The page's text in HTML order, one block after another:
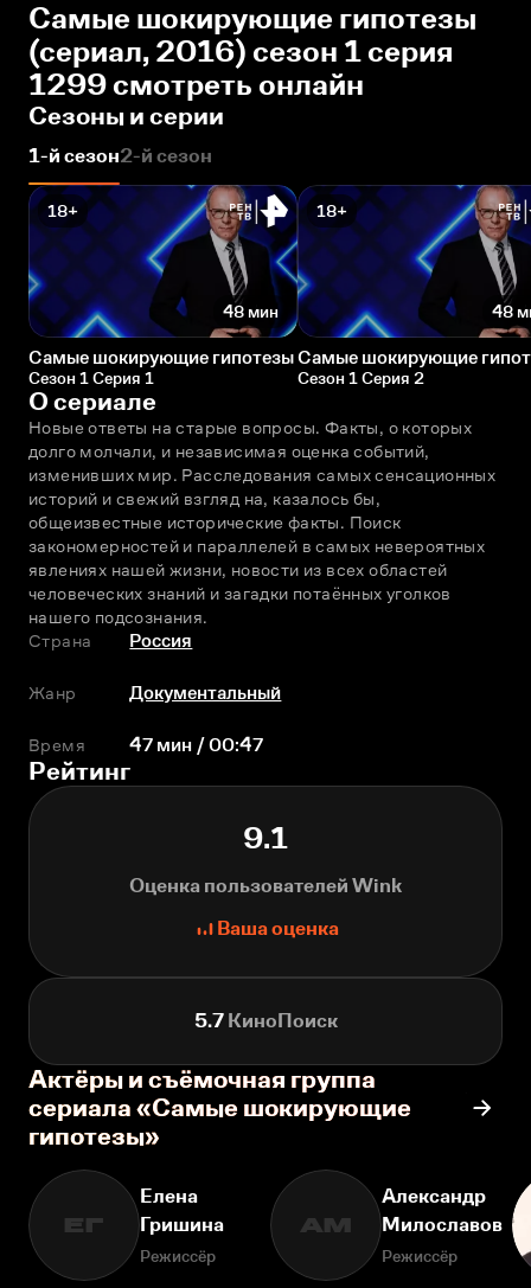
Самые шокирующие гипотезы
(сериал, 2016) сезон 1 серия
1299 смотреть онлайн
Сезоны и серии
1-й сезон2-й сезон
18+
48 мин
Самые шокирующие гипотезы
Сезон 1 Серия 1
18+
48
Самые шокирующие
Сезон 1 Серия 2
О сериале
Новые ответы на старые вопросы. Факты, о которых
долго молчали, и независимая оценка событий,
изменивших мир. Расследования самых сенсационных
историй и свежий взгляд на, казалось бы,
общеизвестные исторические факты. Поиск
закономерностей и параллелей в самых невероятных
явлениях нашей жизни, новости из всех областей
человеческих знаний и загадки потаённых уголков
нашего подсознания.
Страна
Россия
Жанр Документальный
Время 47 мин / 00:47
Рейтинг
9.1
Оценка пользователей Wink
Ваша оценка
5.7КиноПоиск
Актёры и съёмочная группа
сериала «Самые шокирующие
гипотезы»
ЕГ
Елена
Гришина
Режиссёр
АМ
Александр
Милославов
Режиссёр